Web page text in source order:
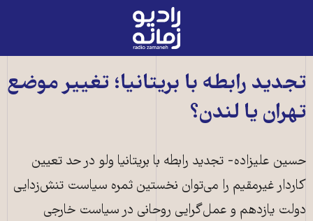
رادیو
زمانه
به
صفحه
تجدید رابطه با بریتانیا؛ تغییر موضع
تهران یا لندن؟
حسین علیزاده- تجدید رابطه با بریتانیا ولو در حد تعیین
کاردار غیرمقیم را می‌توان نخستین ثمره سیاست تنش‌زدایی
دولت یازدهم و عمل‌گرایی روحانی در سیاست خارجی